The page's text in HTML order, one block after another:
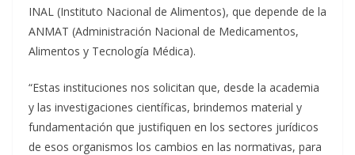
INAL (Instituto Nacional de Alimentos), que depende de la
ANMAT (Administración Nacional de Medicamentos,
Alimentos y Tecnología Médica).
“Estas instituciones nos solicitan que, desde la academia
y las investigaciones científicas, brindemos material y
fundamentación que justifiquen en los sectores jurídicos
de esos organismos los cambios en las normativas, para